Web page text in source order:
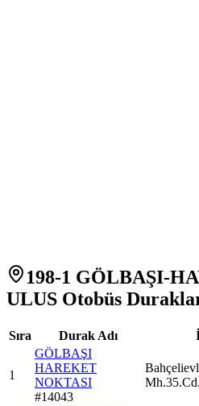
198-1 GÖLBAŞI-
ULUS Otobüs
Sıra Durak Adı
1
GÖLBAŞI
HAREKET
NOKTASI
#14043